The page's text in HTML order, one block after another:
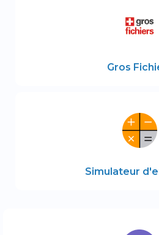
Gros
Simulateur